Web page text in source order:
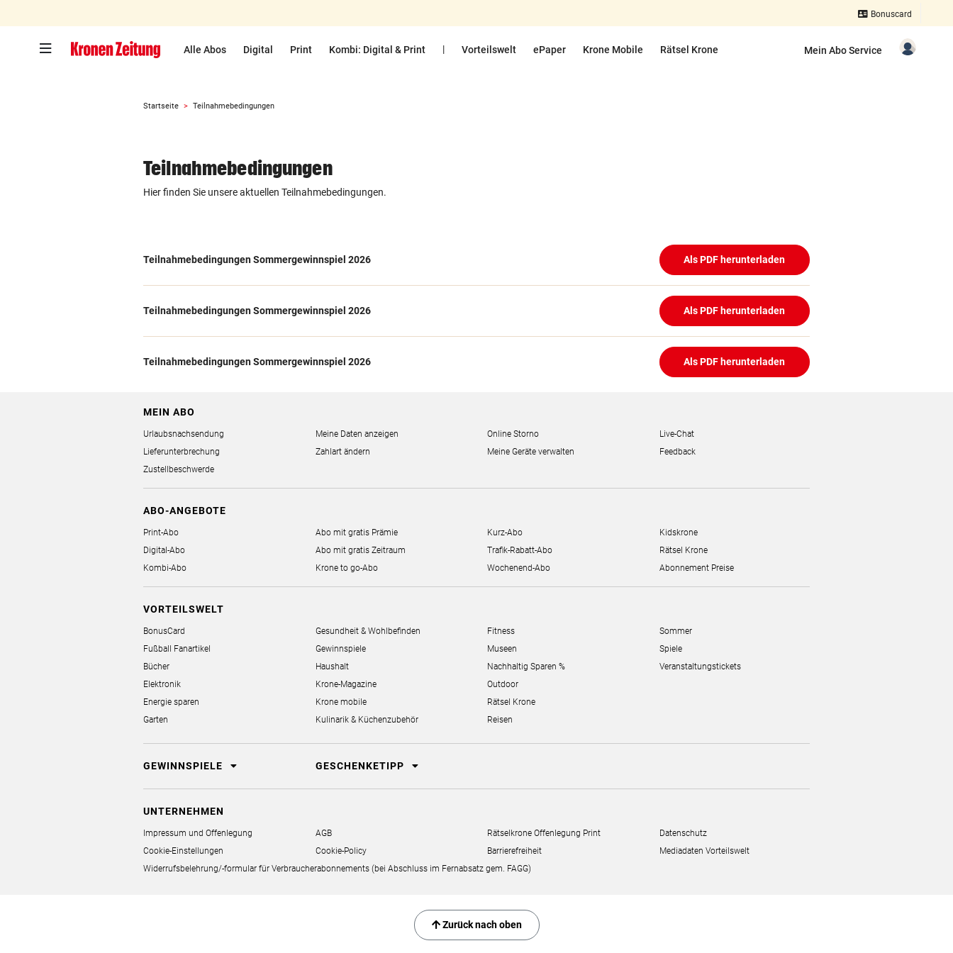
Bonuscard
Alle Abos Digital Print Kombi: Digital & Print | Vorteilswelt ePaper Krone Mobile Rätsel Krone Mein Abo Service
Startseite Teilnahmebedingungen
Teilnahmebedingungen
Hier finden Sie unsere aktuellen Teilnahmebedingungen.
Teilnahmebedingungen Sommergewinnspiel 2026 Als PDF herunterladen
Teilnahmebedingungen Sommergewinnspiel 2026 Als PDF herunterladen
Teilnahmebedingungen Sommergewinnspiel 2026 Als PDF herunterladen
MEIN ABO
Urlaubsnachsendung
Lieferunterbrechung
Zustellbeschwerde
Meine Daten anzeigen
Zahlart ändern
Online Storno
Meine Geräte verwalten
Live-Chat
Feedback
ABO-ANGEBOTE
Print-Abo
Digital-Abo
Kombi-Abo
Abo mit gratis Prämie
Abo mit gratis Zeitraum
Krone to go-Abo
Kurz-Abo
Trafik-Rabatt-Abo
Wochenend-Abo
Kidskrone
Rätsel Krone
Abonnement Preise
VORTEILSWELT
BonusCard
Fußball Fanartikel
Bücher
Elektronik
Energie sparen
Garten
Gesundheit & Wohlbefinden
Gewinnspiele
Haushalt
Krone-Magazine
Krone mobile
Kulinarik & Küchenzubehör
Fitness
Museen
Nachhaltig Sparen %
Outdoor
Rätsel Krone
Reisen
Sommer
Spiele
Veranstaltungstickets
GEWINNSPIELE GESCHENKETIPP
UNTERNEHMEN
Impressum und Offenlegung AGB Rätselkrone Offenlegung Print
Datenschutz
Cookie-Einstellungen
Cookie-Policy Barrierefreiheit
Mediadaten Vorteilswelt
Widerrufsbelehrung/-formular für Verbraucherabonnements (bei Abschluss im Fernabsatz gem. FAGG)
Zurück nach oben